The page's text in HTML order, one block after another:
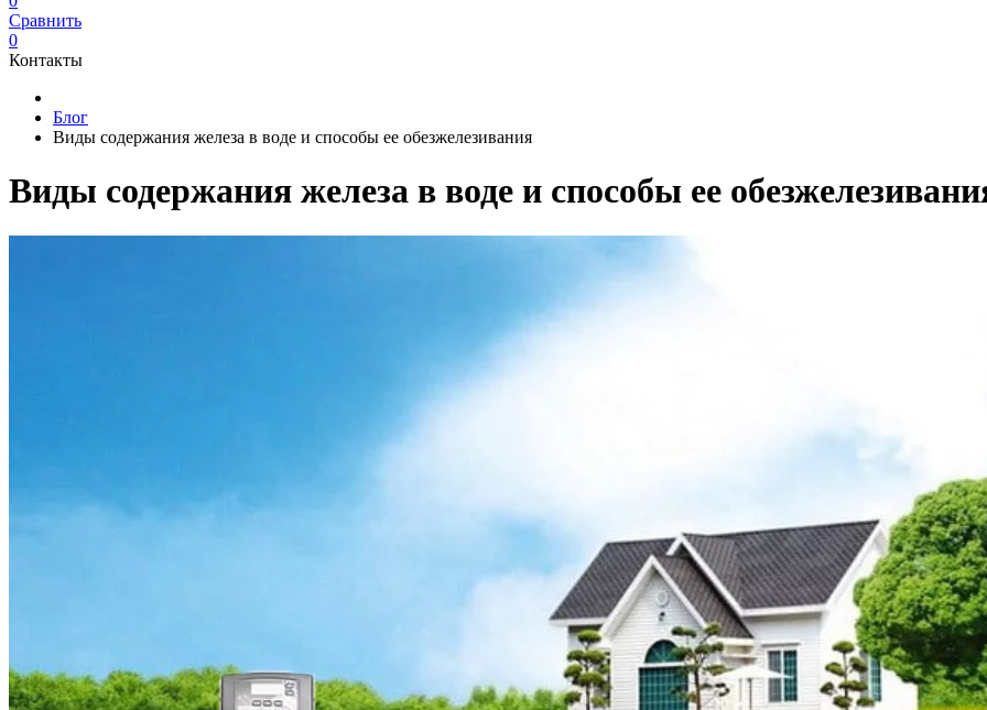
Сравнить
0
Контакты
Блог
Виды содержания железа в воде и способы ее обезжелезивания
Виды содержания железа в воде и способы ее